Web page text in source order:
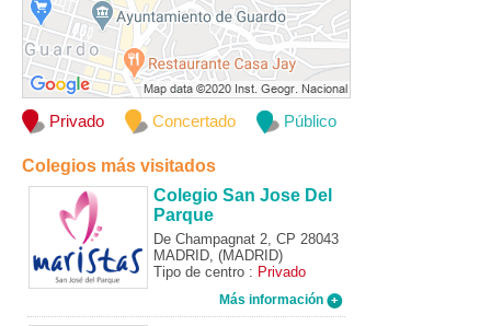
Privado Concertado Público
Colegios más visitados
Colegio San Jose Del
Parque
De Champagnat 2, CP 28043
MADRID, (MADRID)
Tipo de centro : Privado
Más información